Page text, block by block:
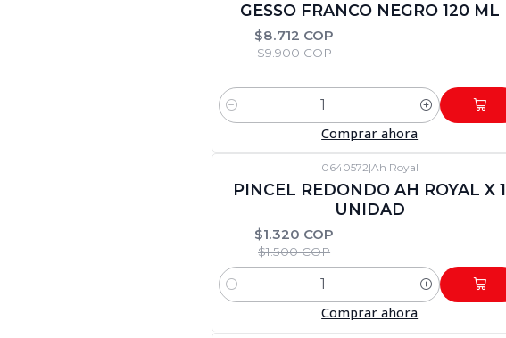
GESSO FRANCO NEGRO 120 ML
$8.712 COP
$9.900 COP
Cantidad
Comprar ahora
0640572|Ah Royal
PINCEL REDONDO AH ROYAL X 1
UNIDAD
$1.320 COP
$1.500 COP
Cantidad
Comprar ahora